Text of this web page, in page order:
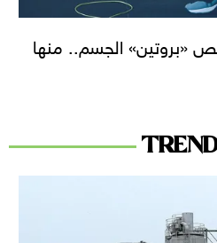
«بروتين» الجسم.. منها